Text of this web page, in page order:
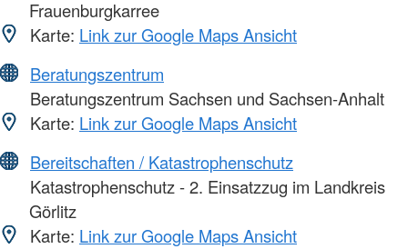
Frauenburgkarree
Karte: Link zur Google Maps Ansicht
Beratungszentrum
Beratungszentrum Sachsen und Sachsen-Anhalt
Karte: Link zur Google Maps Ansicht
Bereitschaften / Katastrophenschutz
Katastrophenschutz - 2. Einsatzzug im Landkreis
Görlitz
Karte: Link zur Google Maps Ansicht